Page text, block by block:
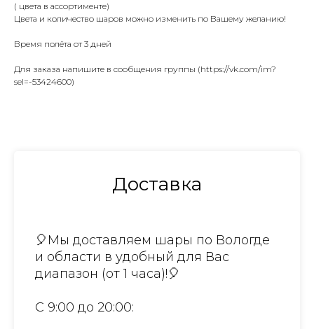
( цвета в ассортименте)
Цвета и количество шаров можно изменить по Вашему желанию!
Время полёта от 3 дней
Для заказа напишите в сообщения группы (https://vk.com/im?
sel=-53424600)
Доставка
🎈Мы доставляем шары по Вологде
и области в удобный для Вас
диапазон (от 1 часа)!🎈
С 9:00 до 20:00: